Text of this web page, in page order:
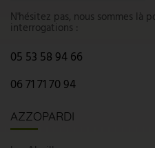
N'hésitez pas, nous sommes là
interrogations :
05 53 58 94 66
06 71 71 70 94
AZZOPARDI